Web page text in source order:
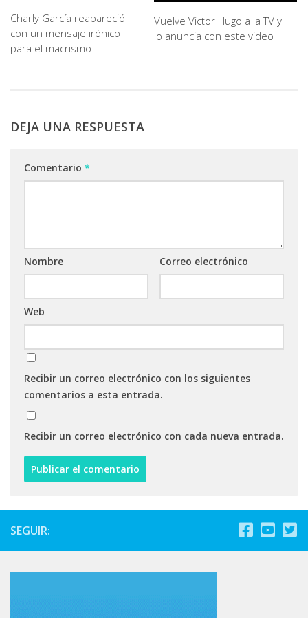
Charly García reapareció
con un mensaje irónico
para el macrismo
Vuelve Victor Hugo a la TV y
lo anuncia con este video
DEJA UNA RESPUESTA
Comentario *
Nombre Correo electrónico
Web
Recibir un correo electrónico con los siguientes
comentarios a esta entrada.
Recibir un correo electrónico con cada nueva entrada.
SEGUIR: